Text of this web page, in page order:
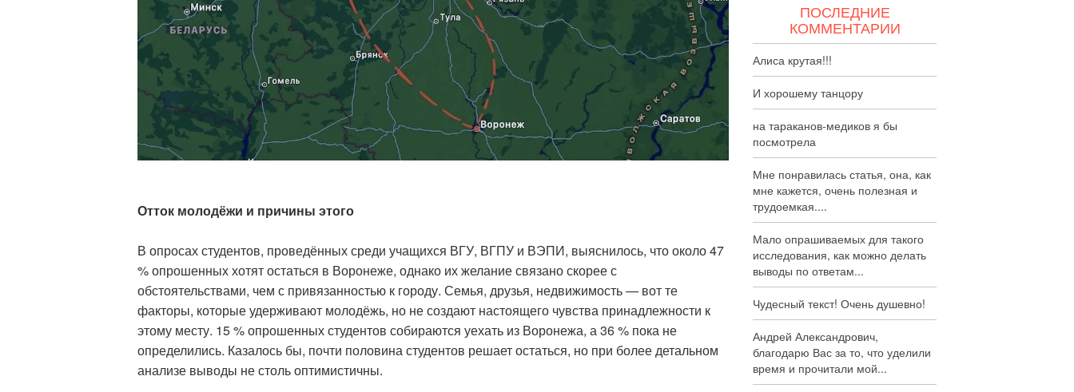
Отток молодёжи и причины этого
В опросах студентов, проведённых среди учащихся ВГУ, ВГПУ и ВЭПИ, выяснилось, что около 47
% опрошенных хотят остаться в Воронеже, однако их желание связано скорее с
обстоятельствами, чем с привязанностью к городу. Семья, друзья, недвижимость — вот те
факторы, которые удерживают молодёжь, но не создают настоящего чувства принадлежности к
этому месту. 15 % опрошенных студентов собираются уехать из Воронежа, а 36 % пока не
определились. Казалось бы, почти половина студентов решает остаться, но при более детальном
анализе выводы не столь оптимистичны.
ПОСЛЕДНИЕ
КОММЕНТАРИИ
Алиса крутая!!!
И хорошему танцору
на тараканов-медиков я бы
посмотрела
Мне понравилась статья, она, как
мне кажется, очень полезная и
трудоемкая....
Мало опрашиваемых для такого
исследования, как можно делать
выводы по ответам...
Чудесный текст! Очень душевно!
Андрей Александрович,
благодарю Вас за то, что уделили
время и прочитали мой...